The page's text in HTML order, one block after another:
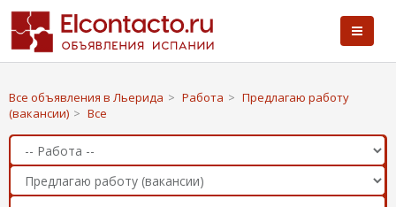
Все объявления в Льерида > Работа > Предлагаю работу
(вакансии) > Все